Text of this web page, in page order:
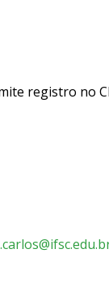
registro no